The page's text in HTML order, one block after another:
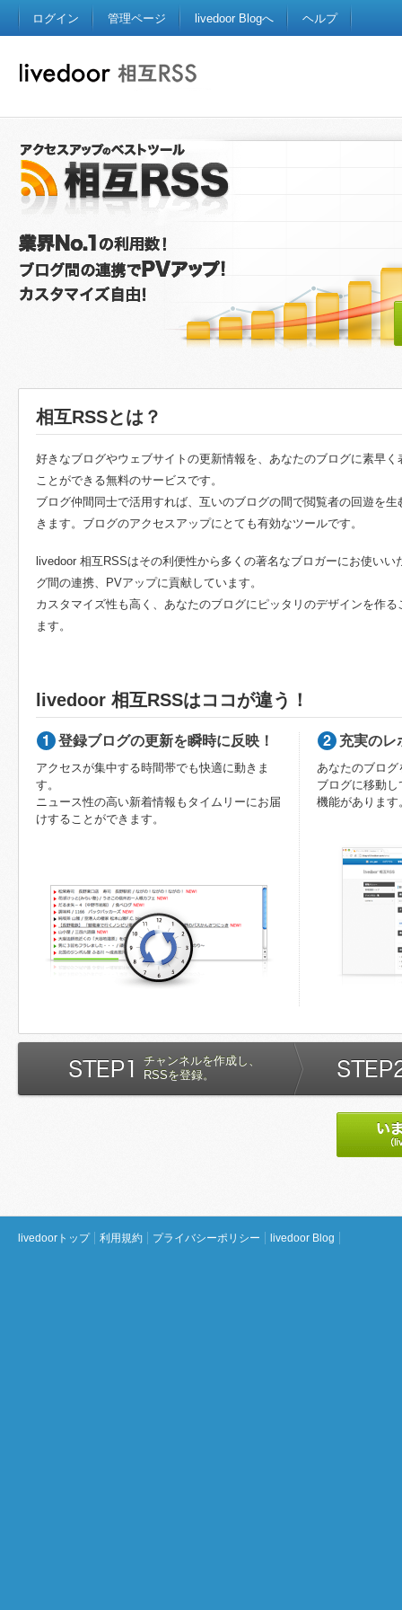
ログイン 管理ページ livedoor Blogへ ヘルプ
相互RSSとは？
好きなブログやウェブサイトの更新情報を、あなたのブログに素早く
ことができる無料のサービスです。
ブログ仲間同士で活用すれば、互いのブログの間で閲覧者の回遊を生
きます。ブログのアクセスアップにとても有効なツールです。
livedoor 相互RSSはその利便性から多くの著名なブロガーにお使いい
グ間の連携、PVアップに貢献しています。
カスタマイズ性も高く、あなたのブログにピッタリのデザインを作る
ます。
livedoor 相互RSSはココが違う！
登録ブログの更新を瞬時に反映！
アクセスが集中する時間帯でも快適に動きま
す。
ニュース性の高い新着情報もタイムリーにお届
けすることができます。
充実のレ
あなたのブロ
ブログに移動
機能があります
チャンネルを作成し、
RSSを登録。
livedoorトップ 利用規約 プライバシーポリシー livedoor Blog